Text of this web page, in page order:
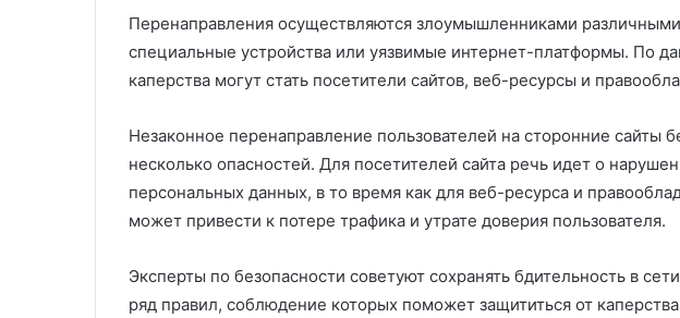
Перенаправления осуществляются злоумышленниками
специальные устройства или уязвимые интернет-платформы. По
каперства могут стать посетители сайтов, веб-ресурсы и
Незаконное перенаправление пользователей на сторонние сайты
несколько опасностей. Для посетителей сайта речь идет о
персональных данных, в то время как для веб-ресурса и
может привести к потере трафика и утрате доверия пользователя.
Эксперты по безопасности советуют сохранять бдительность в
ряд правил, соблюдение которых поможет защититься от